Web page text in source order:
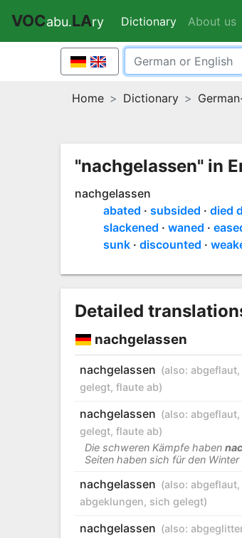
VOCabu.LAry Dictionary (current)
About us
Home Dictionary
"nachgelassen" in
nachgelassen
abated
subsided died
slackened
waned
sunk
discounted
Detailed
nachgelassen
nachgelassen (also: abgeflaut,
gelegt, flaute ab)
nachgelassen (also: abgeflaut,
gelegt, flaute ab)
Die schweren Kämpfe haben
Seiten haben sich für den
nachgelassen (also: abgeflaut,
abgeklungen, sich gelegt)
nachgelassen (also: